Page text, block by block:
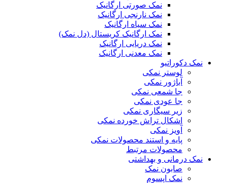
نمک صورتی ارگانیک
نمک نارنجی ارگانیک
نمک سیاه ارگانیک
نمک ارگانیک کریستال (دل نمک)
نمک دریایی ارگانیک
نمک معدنی ارگانیک
نمک دکوراتیو
لوستر نمکی
آباژور نمکی
جا شمعی نمکی
جا عودی نمکی
زیر سیگاری نمکی
اشکال تراش خورده نمکی
آویز نمکی
پایه و استند محصولات نمکی
محصولات مرتبط
نمک درمانی و بهداشتی
صابون نمک
نمک اپسوم